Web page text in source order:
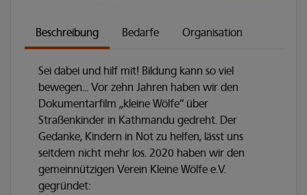
Beschreibung Bedarfe Organisation
Sei dabei und hilf mit! Bildung kann so viel
bewegen... Vor zehn Jahren haben wir den
Dokumentarfilm „kleine Wölfe“ über
Straßenkinder in Kathmandu gedreht. Der
Gedanke, Kindern in Not zu helfen, lässt uns
seitdem nicht mehr los. 2020 haben wir den
gemeinnützigen Verein Kleine Wölfe e.V.
gegründet: